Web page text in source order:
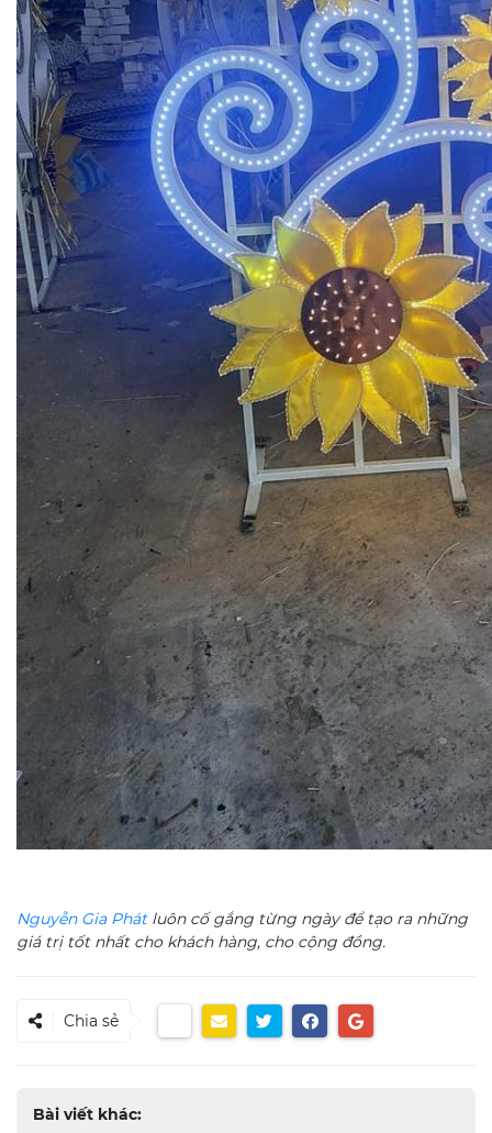
Nguyễn Gia Phátluôn cố gắng từng ngày để tạo ra những
giá trị tốt nhất cho khách hàng, cho cộng đồng.
Chia sẻ
Bài viết khác: